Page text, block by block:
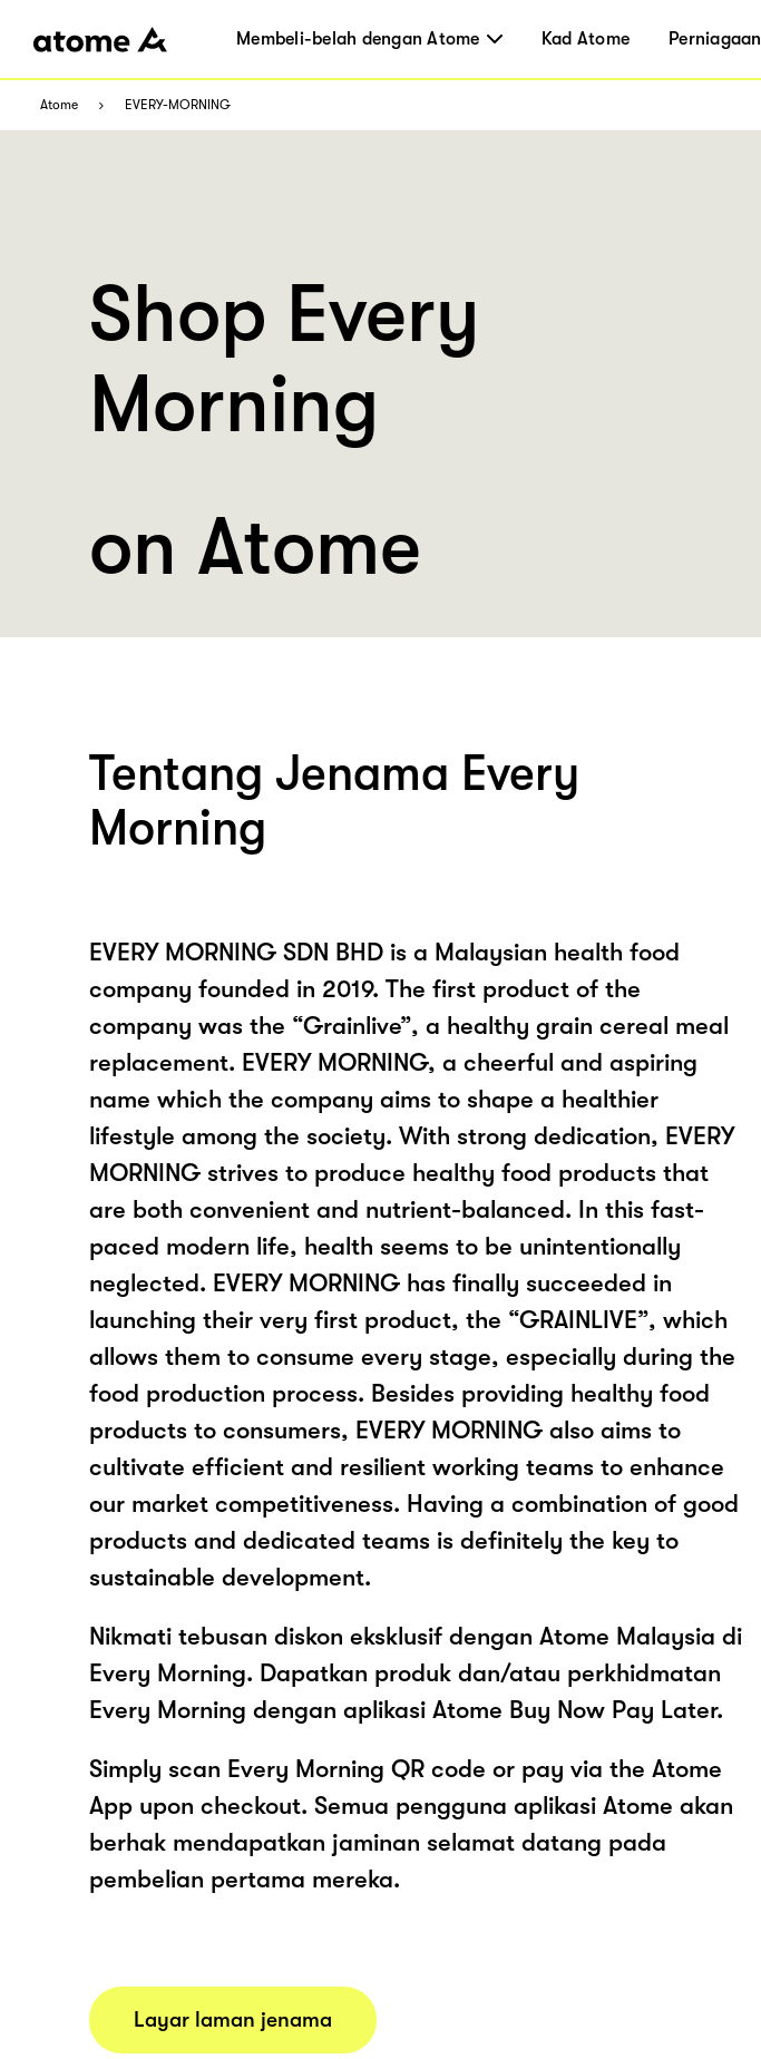
Membeli-belah dengan Atome Kad Atome Perniagaan
Atome EVERY-MORNING
Shop Every
Morning
on Atome
Tentang Jenama Every
Morning
EVERY MORNING SDN BHD is a Malaysian health food
company founded in 2019. The first product of the
company was the “Grainlive”, a healthy grain cereal meal
replacement. EVERY MORNING, a cheerful and aspiring
name which the company aims to shape a healthier
lifestyle among the society. With strong dedication, EVERY
MORNING strives to produce healthy food products that
are both convenient and nutrient-balanced. In this fast-
paced modern life, health seems to be unintentionally
neglected. EVERY MORNING has finally succeeded in
launching their very first product, the “GRAINLIVE”, which
allows them to consume every stage, especially during the
food production process. Besides providing healthy food
products to consumers, EVERY MORNING also aims to
cultivate efficient and resilient working teams to enhance
our market competitiveness. Having a combination of good
products and dedicated teams is definitely the key to
sustainable development.
Nikmati tebusan diskon eksklusif dengan Atome Malaysia di
Every Morning. Dapatkan produk dan/atau perkhidmatan
Every Morning dengan aplikasi Atome Buy Now Pay Later.
Simply scan Every Morning QR code or pay via the Atome
App upon checkout. Semua pengguna aplikasi Atome akan
berhak mendapatkan jaminan selamat datang pada
pembelian pertama mereka.
Layar laman jenama